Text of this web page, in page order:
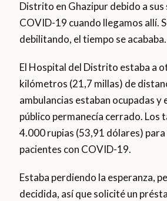
Distrito en Ghazipur debido a
COVID-19 cuando llegamos allí.
debilitando, el tiempo se acababa.
El Hospital del Distrito estaba a
kilómetros (21,7 millas) de
ambulancias estaban ocupadas
público permanecía cerrado. Los
4.000 rupias (53,91 dólares)
pacientes con COVID-19.
Estaba perdiendo la esperanza,
decidida, así que solicité un